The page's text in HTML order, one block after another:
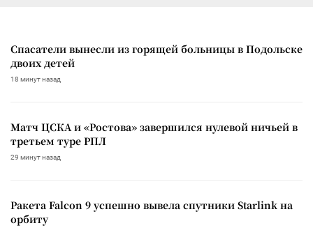
Спасатели вынесли из горящей больницы в Подольске
двоих детей
18 минут назад
Матч ЦСКА и «Ростова» завершился нулевой ничьей в
третьем туре РПЛ
29 минут назад
Ракета Falcon 9 успешно вывела спутники Starlink на
орбиту